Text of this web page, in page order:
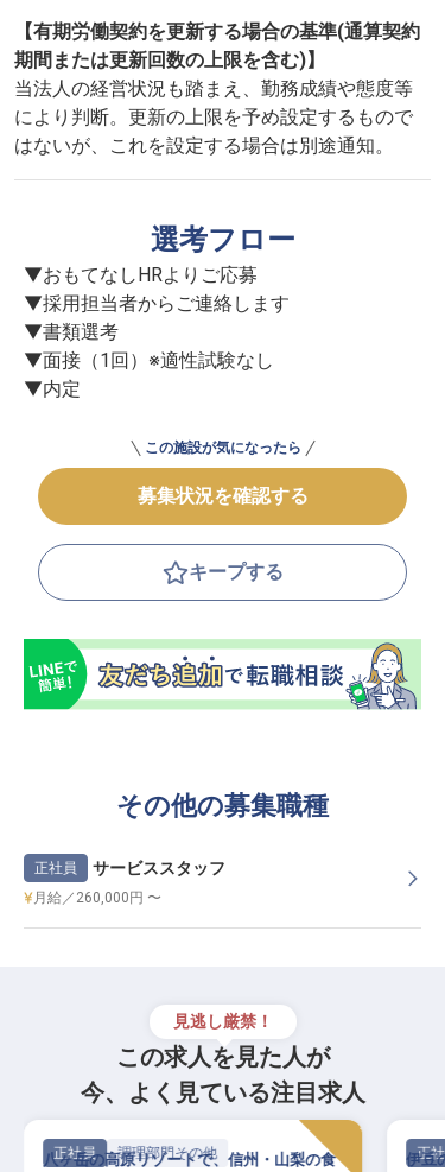
【有期労働契約を更新する場合の基準(通算契約
期間または更新回数の上限を含む)】
当法人の経営状況も踏まえ、勤務成績や態度等
により判断。更新の上限を予め設定するもので
はないが、これを設定する場合は別途通知。
選考フロー
▼おもてなしHRよりご応募
▼採用担当者からご連絡します
▼書類選考
▼面接（1回）※適性試験なし
▼内定
この施設が気になったら
募集状況を確認する
キープする
その他の募集職種
正社員 サービススタッフ
月給／260,000円 〜
見逃し厳禁！
この求人を見た人が
今、よく見ている注目求人
正社員 調理部門その他
八ヶ岳の高原リゾートで、信州・山梨の食
正社
伊豆